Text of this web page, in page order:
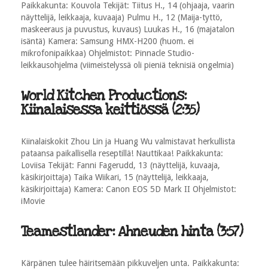
Paikkakunta: Kouvola Tekijät: Tiitus H., 14 (ohjaaja, vaarin
näyttelijä, leikkaaja, kuvaaja) Pulmu H., 12 (Maija-tyttö,
maskeeraus ja puvustus, kuvaus) Luukas H., 16 (majatalon
isäntä) Kamera: Samsung HMX-H200 (huom. ei
mikrofonipaikkaa) Ohjelmistot: Pinnacle Studio-
leikkausohjelma (viimeistelyssä oli pieniä teknisiä ongelmia)
World Kitchen Productions:
Kiinalaisessa keittiössä (2:35)
Kiinalaiskokit Zhou Lin ja Huang Wu valmistavat herkullista
pataansa paikallisella reseptillä! Nauttikaa! Paikkakunta:
Loviisa Tekijät: Fanni Fagerudd, 13 (näyttelijä, kuvaaja,
käsikirjoittaja) Taika Wiikari, 15 (näyttelijä, leikkaaja,
käsikirjoittaja) Kamera: Canon EOS 5D Mark II Ohjelmistot:
iMovie
Teamestlander: Ahneuden hinta (3:57)
Kärpänen tulee häiritsemään pikkuveljen unta. Paikkakunta: